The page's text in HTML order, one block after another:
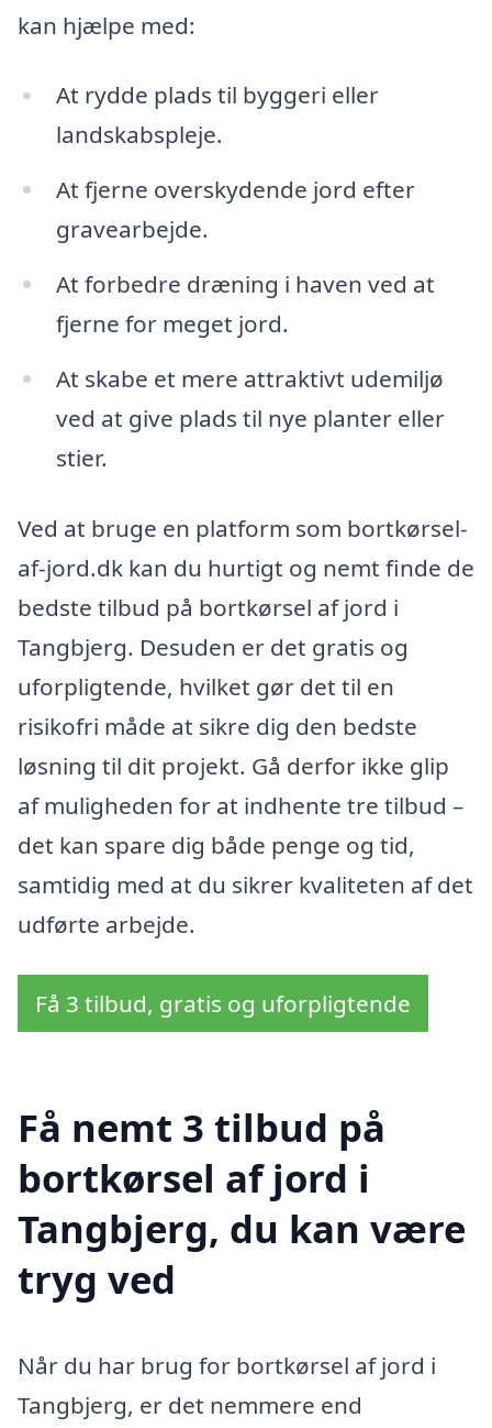
kan hjælpe med:
At rydde plads til byggeri eller
landskabspleje.
At fjerne overskydende jord efter
gravearbejde.
At forbedre dræning i haven ved at
fjerne for meget jord.
At skabe et mere attraktivt udemiljø
ved at give plads til nye planter eller
stier.
Ved at bruge en platform som bortkørsel-
af-jord.dk kan du hurtigt og nemt finde de
bedste tilbud på bortkørsel af jord i
Tangbjerg. Desuden er det gratis og
uforpligtende, hvilket gør det til en
risikofri måde at sikre dig den bedste
løsning til dit projekt. Gå derfor ikke glip
af muligheden for at indhente tre tilbud –
det kan spare dig både penge og tid,
samtidig med at du sikrer kvaliteten af det
udførte arbejde.
Få 3 tilbud, gratis og uforpligtende
Få nemt 3 tilbud på
bortkørsel af jord i
Tangbjerg, du kan være
tryg ved
Når du har brug for bortkørsel af jord i
Tangbjerg, er det nemmere end